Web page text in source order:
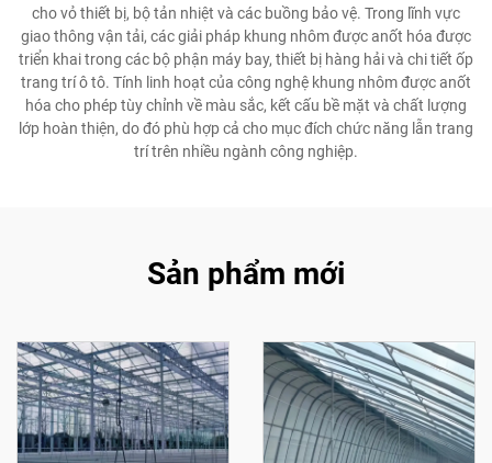
cho vỏ thiết bị, bộ tản nhiệt và các buồng bảo vệ. Trong lĩnh vực
giao thông vận tải, các giải pháp khung nhôm được anốt hóa được
triển khai trong các bộ phận máy bay, thiết bị hàng hải và chi tiết ốp
trang trí ô tô. Tính linh hoạt của công nghệ khung nhôm được anốt
hóa cho phép tùy chỉnh về màu sắc, kết cấu bề mặt và chất lượng
lớp hoàn thiện, do đó phù hợp cả cho mục đích chức năng lẫn trang
trí trên nhiều ngành công nghiệp.
Sản phẩm mới